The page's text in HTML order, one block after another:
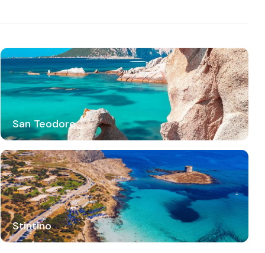
San Teodoro
Stintino